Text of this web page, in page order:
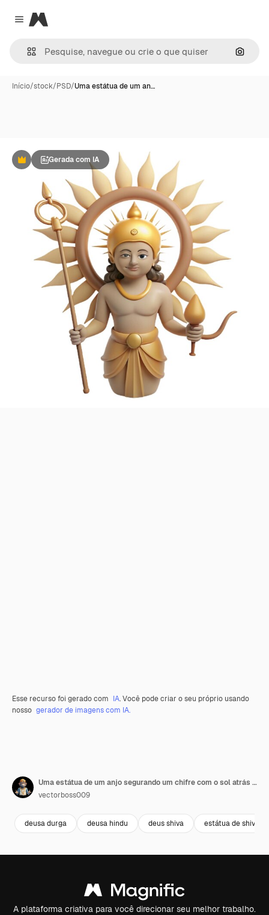
Close menu
Magnific
Início/stock/PSD/Uma estátua de um an…
PremiumGerada com IA
Esse recurso foi gerado com IA. Você pode criar o seu próprio usando
nosso gerador de imagens com IA.
Uma estátua de um anjo segurando um chifre com o sol atrás dele
vectorboss009
deusa durga deusa hindu deus shiva estátua de shiva
A plataforma criativa para você direcionar seu melhor trabalho.